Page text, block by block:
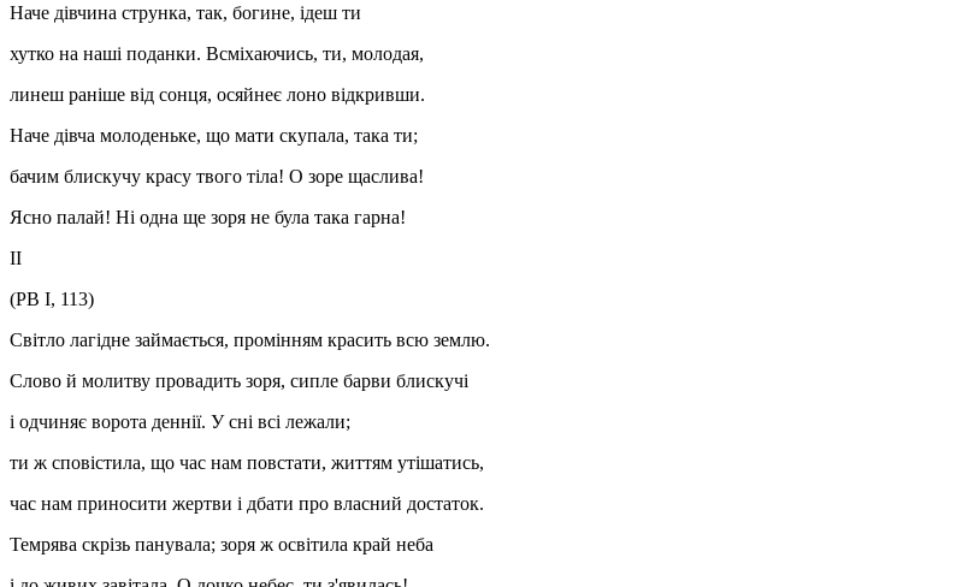
Наче дівчина струнка, так, богине, ідеш ти
хутко на наші поданки. Всміхаючись, ти, молодая,
линеш раніше від сонця, осяйнеє лоно відкривши.
Наче дівча молоденьке, що мати скупала, така ти;
бачим блискучу красу твого тіла! О зоре щаслива!
Ясно палай! Ні одна ще зоря не була така гарна!
ІІ
(РВ І, 113)
Світло лагідне займається, промінням красить всю землю.
Слово й молитву провадить зоря, сипле барви блискучі
і одчиняє ворота деннії. У сні всі лежали;
ти ж сповістила, що час нам повстати, життям утішатись,
час нам приносити жертви і дбати про власний достаток.
Темрява скрізь панувала; зоря ж освітила край неба